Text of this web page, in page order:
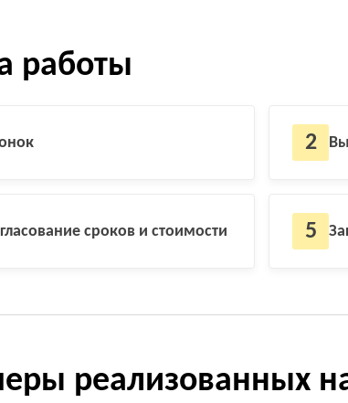
работы
2
сроков и стоимости 5
реализованных